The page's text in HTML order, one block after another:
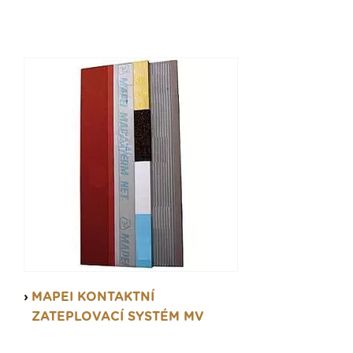
izolaci proti kročejovému
- systémy pro stavebnictví – systémy pro opravu
zděných budov, poškozeného zdiva s použitím
prodyšné malty, pro opravy historických budov,
kontaktní zateplovací systém, konstrukční
zpevnění systémem FRP na zvýšení smykové
pevnosti spojovacích panelů, dekorativní
povrchová úprava, úpravu průmyslových podlah
- systémy pro konstrukční zpevnění – pro
zpevnění historických budov, konstrukční
zpevnění systémem FRP.
MAPEI KONTAKTNÍ
ZATEPLOVACÍ SYSTÉM MV